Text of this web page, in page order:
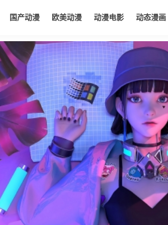
国产动漫 欧美动漫 动漫电影 动态漫画
动漫电影 动态漫画